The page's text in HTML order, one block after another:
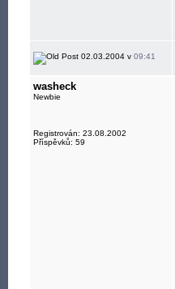
02.03.2004 v 09:41
washeck
Newbie
Registrován: 23.08.2002
Příspěvků: 59